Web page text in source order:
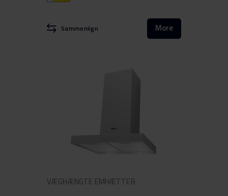
Sammenlign More
VÆGHÆNGTE EMHÆTTER